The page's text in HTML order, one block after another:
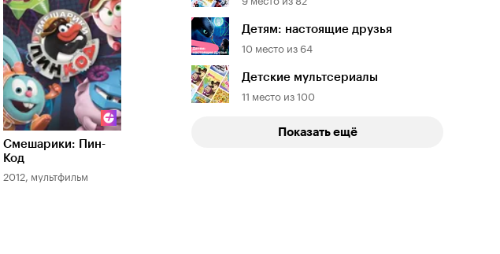
Смешарики: Пин-
Код
2012, мультфильм
Детям: настоящие друзья
10 место из 64
Детские мультсериалы
11 место из100
Показать ещё